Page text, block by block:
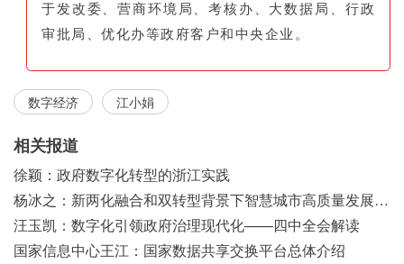
于发改委、营商环境局、考核办、大数据局、行政
审批局、优化办等政府客户和中央企业。
数字经济 江小娟
相关报道
徐颖：政府数字化转型的浙江实践
杨冰之：新两化融合和双转型背景下智慧城市高质量发展之浅见
汪玉凯：数字化引领政府治理现代化——四中全会解读
国家信息中心王江：国家数据共享交换平台总体介绍